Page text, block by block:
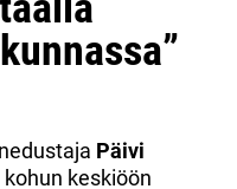
Päivi
keskiöön